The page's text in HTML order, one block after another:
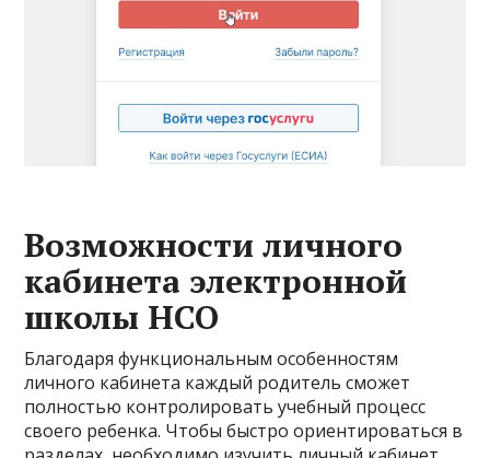
Возможности личного
кабинета электронной
школы НСО
Благодаря функциональным особенностям
личного кабинета каждый родитель сможет
полностью контролировать учебный процесс
своего ребенка. Чтобы быстро ориентироваться в